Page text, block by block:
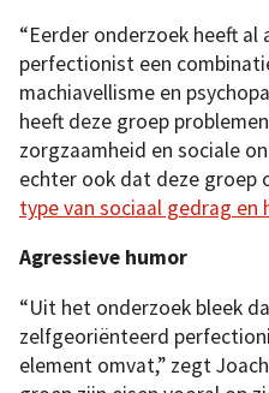
“Eerder onderzoek heeft
perfectionist een
machiavellisme en
heeft deze groep
zorgzaamheid en sociale
echter ook dat deze groep
type van sociaal gedrag en
Agressieve humor
“Uit het onderzoek bleek
zelfgeoriënteerd
element omvat,” zegt